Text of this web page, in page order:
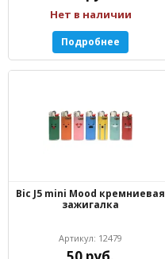
Нет в наличии
Подробнее
Bic J5 mini Mood кремниевая
зажигалка
Артикул: 12479